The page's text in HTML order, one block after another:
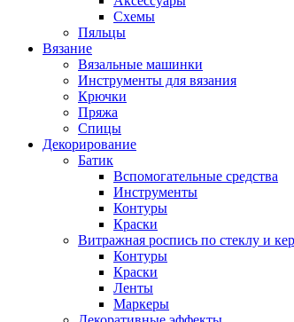
Схемы
Пяльцы
Вязание
Вязальные машинки
Инструменты для вязания
Крючки
Пряжа
Спицы
Декорирование
Батик
Вспомогательные средства
Инструменты
Контуры
Краски
Витражная роспись по стеклу и
Контуры
Краски
Ленты
Маркеры